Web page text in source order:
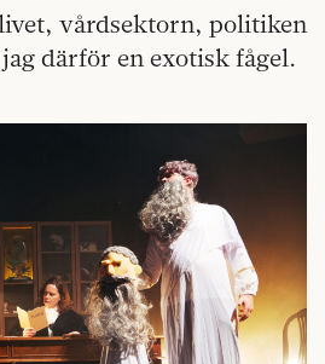
vårdsektorn, politiken
därför en exotisk fågel.